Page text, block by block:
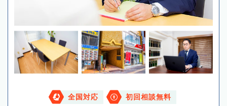
全国対応 初回相談無料